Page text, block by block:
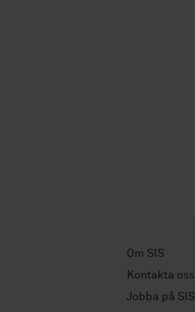
Om SIS
Kontakta oss
Jobba på SIS